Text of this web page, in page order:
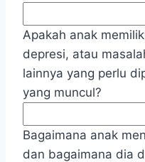
Apakah anak
depresi, atau
lainnya yang perlu
yang muncul?
Bagaimana anak
dan bagaimana dia